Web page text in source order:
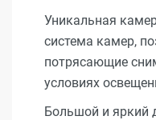
Уникальная
система камер,
потрясающие
условиях
Большой и яркий